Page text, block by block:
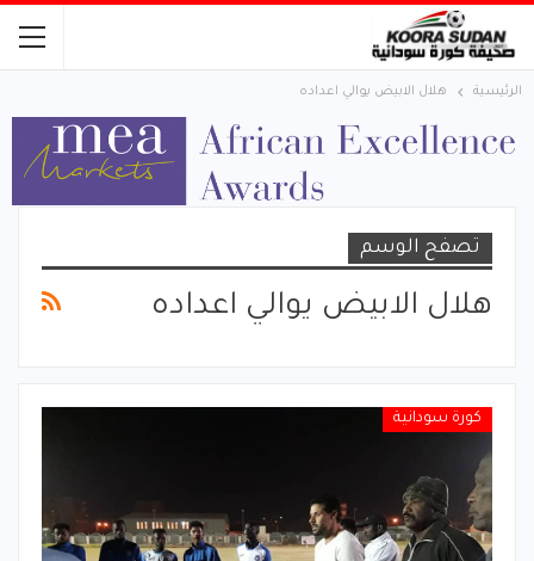
الرئيسية هلال الابيض يوالي اعداده
تصفح الوسم
هلال الابيض يوالي اعداده
كورة سودانية